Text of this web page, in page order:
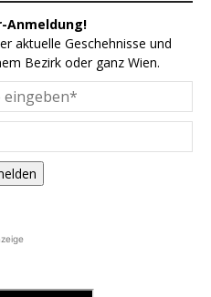
Anmeldung!
aktuelle Geschehnisse und
Bezirk oder ganz Wien.